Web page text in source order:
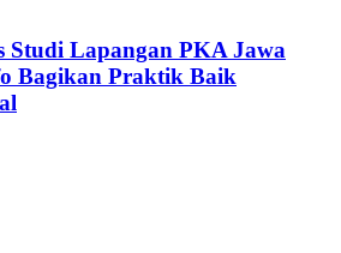
Studi Lapangan PKA Jawa
Bagikan Praktik Baik